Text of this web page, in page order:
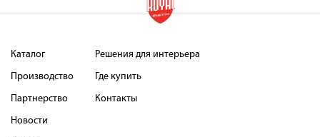
Каталог
Производство
Партнерство
Решения для интерьера
Где купить
Контакты
Новости